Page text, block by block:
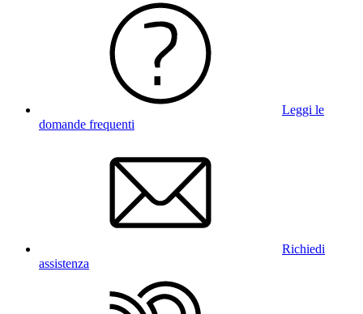
Leggi le
domande frequenti
Richiedi
assistenza